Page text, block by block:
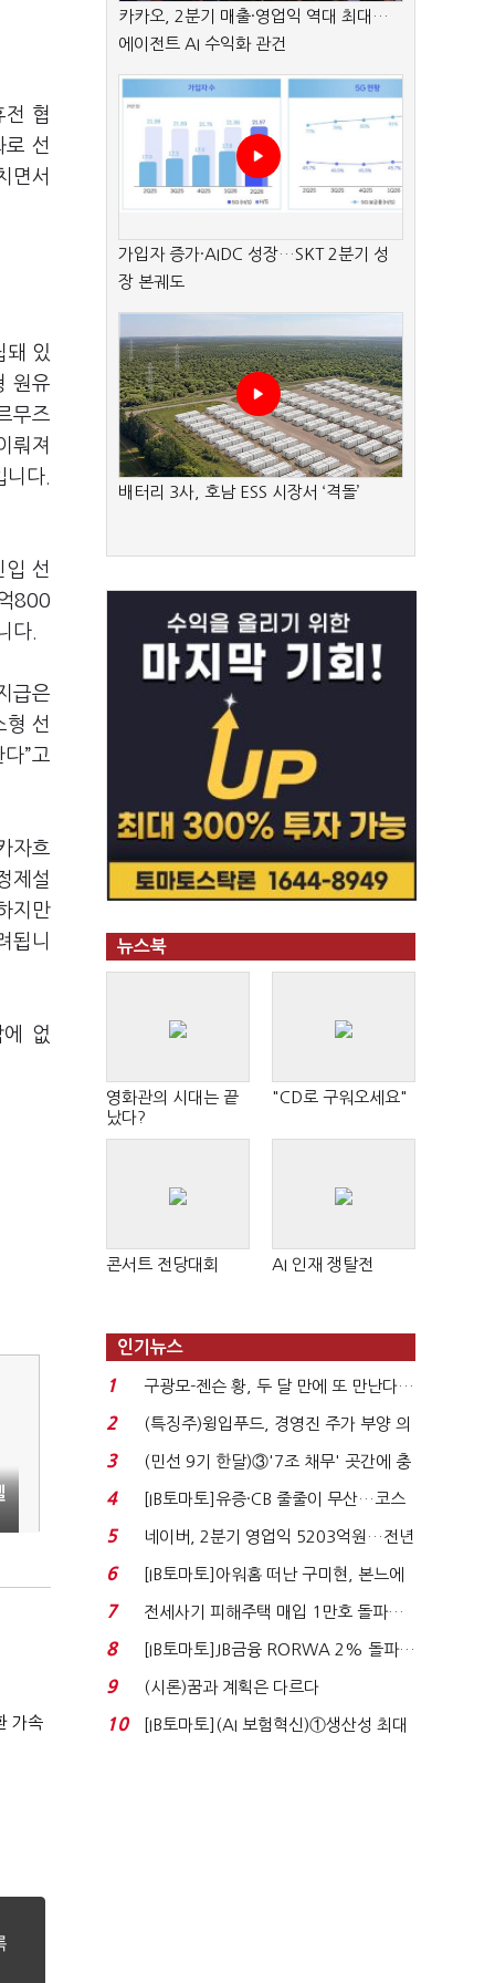
전 협
로 선
면서
돼 있
원유
무즈
뤄져
다.
입 선
800
다.
급은
형 선
”고
자흐
제설
지만
됩니
에 없
가속
카카오, 2분기 매출·영업익 역대 최대…
에이전트 AI 수익화 관건
가입자 증가·AIDC 성장…SKT 2분기 성
장 본궤도
배터리 3사, 호남 ESS 시장서 ‘격돌’
뉴스북
영화관의 시대는 끝
났다?
"CD로 구워오세요"
콘서트 전당대회 AI 인재 쟁탈전
인기뉴스
1
구광모-젠슨 황, 두 달 만에 또 만난다…
로봇·AI 등 논...
2
(특징주)윙입푸드, 경영진 주가 부양 의
지에 상한가...
3
(민선 9기 한달)③'7조 채무' 곳간에 충
격…추미애, 20년...
4
[IB토마토]유증·CB 줄줄이 무산…코스
닥 벌점 급증에 ...
5
네이버, 2분기 영업익 5203억원…전년
비 0.2% 감소...
6
[IB토마토]아워홈 떠난 구미현, 본느에
340억 베팅…가...
7
전세사기 피해주택 매입 1만호 돌파…
누적 피해자 4만2...
8
[IB토마토]JB금융 RORWA 2% 돌파…
실적 견인은 은행 ...
9 (시론)꿈과 계획은 다르다
10
[IB토마토](AI 보험혁신)①생산성 최대